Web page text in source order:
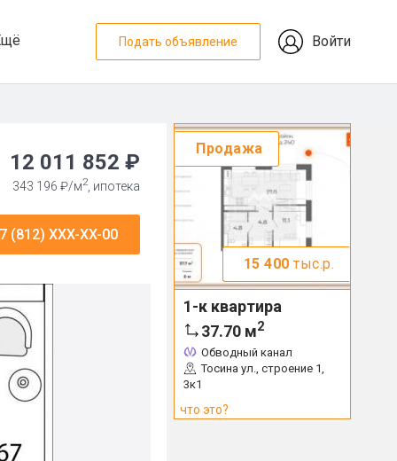
Подать объявление Войти
12 011 852 ₽
343 196 ₽/м2, ипотека
(812) XXX-XX-00
Продажа
15 400 тыс.р.
1-к квартира
37.70 м2
Обводный канал
Тосина ул., строение 1,
3к1
что это?